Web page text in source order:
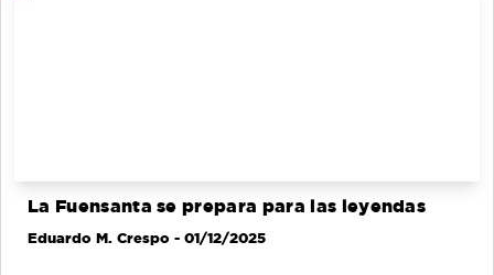
La Fuensanta se prepara para las leyendas
Eduardo M. Crespo - 01/12/2025